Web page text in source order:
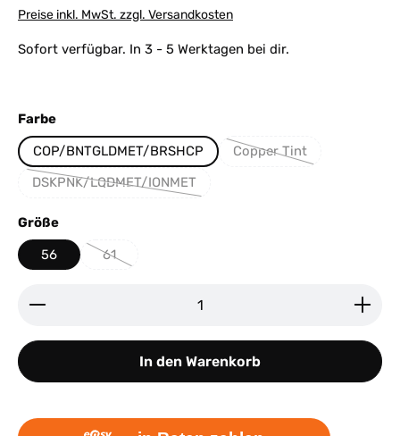
Preise inkl. MwSt. zzgl. Versandkosten
Sofort verfügbar. In 3 - 5 Werktagen bei dir.
Farbeauswählen
COP/BNTGLDMET/BRSHCP Copper Tint
(Diese Option ist
DSKPNK/LQDMET/IONMET
(Diese Option ist zurzeit nicht verfügbar.)
Größeauswählen
56 61
(Diese Option ist zurzeit nicht verfügbar.)
Produkt Anzahl: Gib den gewünschten Wert ein
In den Warenkorb